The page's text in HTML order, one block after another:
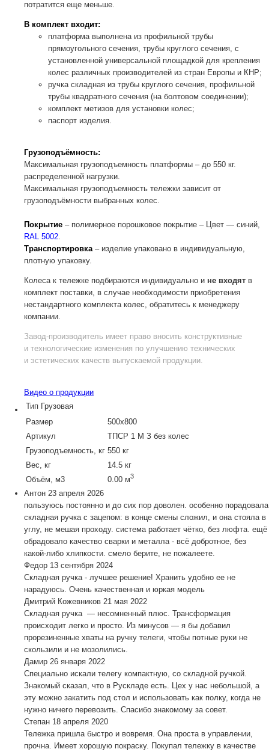
потратится еще меньше.
В комплект входит:
платформа выполнена из профильной трубы
прямоугольного сечения, трубы круглого сечения, с
установленной универсальной площадкой для крепления
колес различных производителей из стран Европы и КНР;
ручка складная из трубы круглого сечения, профильной
трубы квадратного сечения (на болтовом соединении);
комплект метизов для установки колес;
паспорт изделия.
Грузоподъёмность:
Максимальная грузоподъемность платформы – до 550 кг.
распределенной нагрузки.
Максимальная грузоподъемность тележки зависит от
грузоподъёмности выбранных колес.
Покрытие – полимерное порошковое покрытие – Цвет — синий,
RAL 5002
Транспортировка – изделие упаковано в индивидуальную,
плотную упаковку.
Колеса к тележке подбираются индивидуально и не входят в
комплект поставки, в случае необходимости приобретения
нестандартного комплекта колес, обратитесь к менеджеру
компании.
Завод-производитель имеет право вносить конструктивные
и технологические изменения по улучшению технических
и эстетических качеств выпускаемой продукции.
Видео о продукции
Тип Грузовая
Размер
500х800
Артикул
ТПСР 1 М З без колес
Грузоподъемность, кг 550 кг
Вес, кг
14.5 кг
Объём, м3
0.00 м3
Антон 23 апреля 2026
пользуюсь постоянно и до сих пор доволен. особенно порадовала
складная ручка с зацепом: в конце смены сложил, и она стояла в
углу, не мешая проходу. система работает чётко, без люфта. ещё
обрадовало качество сварки и металла - всё добротное, без
какой-либо хлипкости. смело берите, не пожалеете.
Федор 13 сентября 2024
Складная ручка - лучшее решение! Хранить удобно ее не
нарадуюсь. Очень качественная и юркая модель
Дмитрий Кожевников 21 мая 2022
Складная ручка — несомненный плюс. Трансформация
происходит легко и просто. Из минусов — я бы добавил
прорезиненные хваты на ручку телеги, чтобы потные руки не
скользили и не мозолились.
Дамир 26 января 2022
Специально искали телегу компактную, со складной ручкой.
Знакомый сказал, что в Рускладе есть. Цех у нас небольшой, а
эту можно закатить под стол и использовать как полку, когда не
нужно ничего перевозить. Спасибо знакомому за совет.
Степан 18 апреля 2020
Тележка пришла быстро и вовремя. Она проста в управлении,
прочна. Имеет хорошую покраску. Покупал тележку в качестве